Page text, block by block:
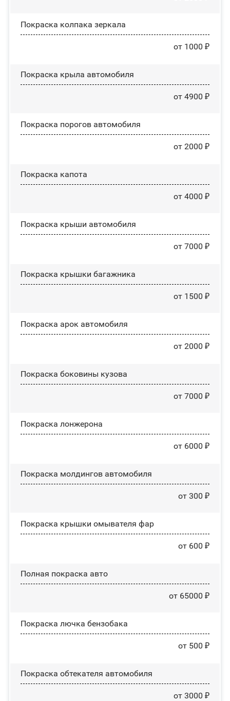
Покраска колпака зеркала
от 1000 ₽
Покраска крыла автомобиля
от 4900 ₽
Покраска порогов автомобиля
от 2000 ₽
Покраска капота
от 4000 ₽
Покраска крыши автомобиля
от 7000 ₽
Покраска крышки багажника
от 1500 ₽
Покраска арок автомобиля
от 2000 ₽
Покраска боковины кузова
от 7000 ₽
Покраска лонжерона
от 6000 ₽
Покраска молдингов автомобиля
от 300 ₽
Покраска крышки омывателя фар
от 600 ₽
Полная покраска авто
от 65000 ₽
Покраска лючка бензобака
от 500 ₽
Покраска обтекателя автомобиля
от 3000 ₽